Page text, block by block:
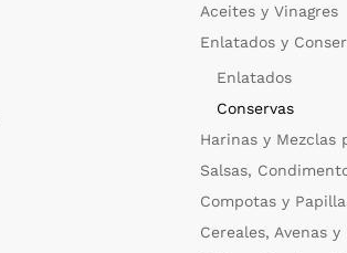
Aceites y Vinagres
Enlatados y
Enlatados
Conservas
Harinas y Mezclas
Salsas,
Compotas y
Cereales, Avenas y